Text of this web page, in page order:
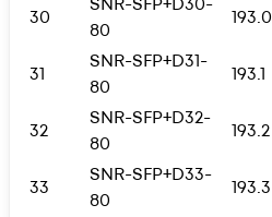
30
80
193.0
31
SNR-SFP+D31-
80
193.1
32
SNR-SFP+D32-
80
193.2
33
SNR-SFP+D33-
80
193.3